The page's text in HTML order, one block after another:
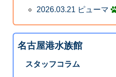
2026.03.21 ピューマ
名古屋港水族館
スタッフコラム